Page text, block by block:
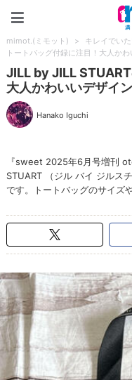
mimot.(ミモット) > キレイでい
トートバッグ付録に注目！大人か
JILL by JILL
大人かわいいデザイ
Hanako Iguchi
『sweet 2025年6月号増刊
STUART （ジル バイ ジルス
です。トートバッグのサイズ